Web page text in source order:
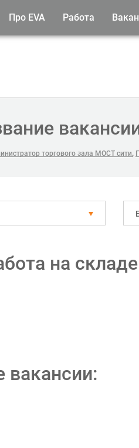
Про EVA Работа
торгового зала МОСТ сити,
на
вакансии: